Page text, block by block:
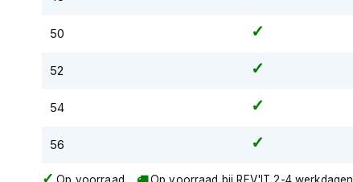
motorjassen
Motorbroeken
motorbroeken
motorbroeken
Doorwaai
50
52
54
56